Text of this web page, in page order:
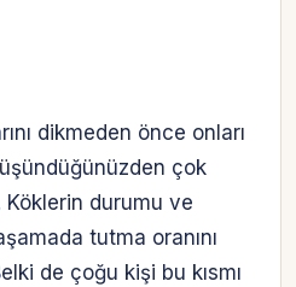
dikmeden önce onları
çok
Köklerin durumu ve
tutma oranını
de çoğu kişi bu kısmı